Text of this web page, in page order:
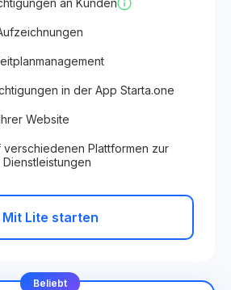
an Kunden
in der App Starta.one
Website
verschiedenen Plattformen zur
Mit Lite starten
Beliebt